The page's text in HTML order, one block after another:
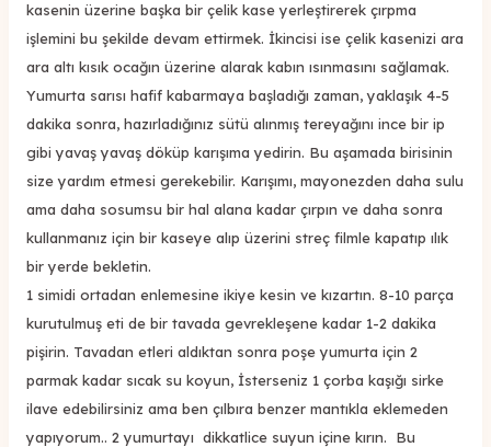
kasenin üzerine başka bir çelik kase yerleştirerek çırpma
işlemini bu şekilde devam ettirmek. İkincisi ise çelik kasenizi ara
ara altı kısık ocağın üzerine alarak kabın ısınmasını sağlamak.
Yumurta sarısı hafif kabarmaya başladığı zaman, yaklaşık 4-5
dakika sonra, hazırladığınız sütü alınmış tereyağını ince bir ip
gibi yavaş yavaş döküp karışıma yedirin. Bu aşamada birisinin
size yardım etmesi gerekebilir. Karışımı, mayonezden daha sulu
ama daha sosumsu bir hal alana kadar çırpın ve daha sonra
kullanmanız için bir kaseye alıp üzerini streç filmle kapatıp ılık
bir yerde bekletin.
1 simidi ortadan enlemesine ikiye kesin ve kızartın. 8-10 parça
kurutulmuş eti de bir tavada gevrekleşene kadar 1-2 dakika
pişirin. Tavadan etleri aldıktan sonra poşe yumurta için 2
parmak kadar sıcak su koyun, İsterseniz 1 çorba kaşığı sirke
ilave edebilirsiniz ama ben çılbıra benzer mantıkla eklemeden
yapıyorum.. 2 yumurtayı dikkatlice suyun içine kırın. Bu